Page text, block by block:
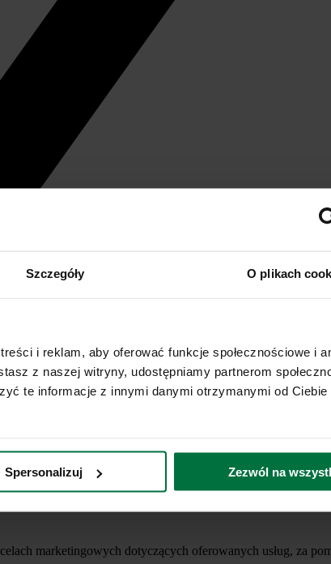
Szczegóły O plikach
i reklam, aby oferować funkcje społecznościowe i
z naszej witryny, udostępniamy partnerom
te informacje z innymi danymi otrzymanymi od Ciebie
Spersonalizuj Zezwól na
marketingowych dotyczących oferowanych usług, za